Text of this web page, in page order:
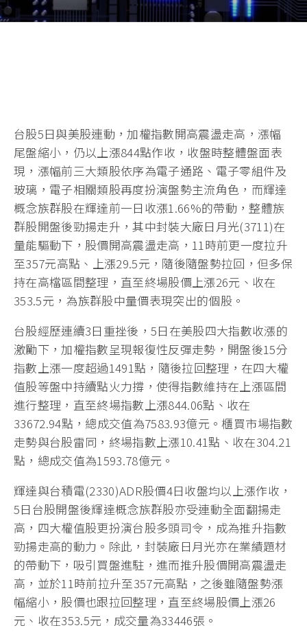
台股5日與美股連動，加權指數開高震盪走高，漲幅
尾盤縮小，仍以上漲844點作收，收盤時整體盤面表
現，漲幅前三大類股依序為電子通路、電子零組件及
玻璃，電子相關類股再度扮演盤勢主流角色，而輝達
概念族群股在輝達前一日收漲1.66%的帶動，整體族
群股開盤後勁揚走升，其中封裝大廠日月光(3711)在
量能驅動下，股價開高震盪走高，11時前更一度拉升
至357元高點、上漲29.5元，隨後隨盤勢拉回，但多保
持在高檔區間整理，直至終場股價上漲26元、收在
353.5元，為族群股中量價表現突出的個股。
台股經歷連續3日重挫後，5日在美股四大指數收漲的
激勵下，加權指數呈現報復性反彈走勢，開盤後15分
指數上漲一度超過1491點，隨後拉回整理，在四大權
值股等盤中持續點火力撐，使得指數維持在上漲區間
進行整理，直至終場指數上漲844.06點、收在
33672.94點，總成交值為7583.93億元。櫃買市場指數
走勢與台股雷同，終場指數上漲10.41點、收在304.21
點，總成交值為1593.78億元。
輝達與台積電(2330)ADR股價4日收盤均以上漲作收，
5日台股開盤後輝達概念族群股亦受連動全面翻揚走
高，四大權值股更扮演台股多頭司令，成為推升指數
勁揚走高的動力。除此，封裝廠日月光亦在業績題材
的帶動下，吸引買盤進駐，進而推升股價開高震盪走
高，並於11時前拉升至357元高點，之後雖隨盤勢漲
幅縮小，股價也跟拉回整理，直至終場股價上漲26
元、收在353.5元，成交量為33446張。